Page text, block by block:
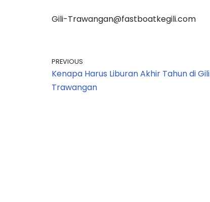
Gili-Trawangan@fastboatkegili.com
PREVIOUS
Kenapa Harus Liburan Akhir Tahun di Gili
Trawangan